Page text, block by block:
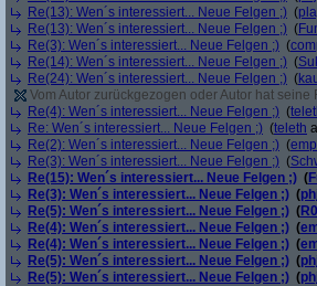
Re(13): Wen´s interessiert... Neue Felgen ;) (
Re(13): Wen´s interessiert... Neue Felgen ;) (
Re(3): Wen´s interessiert... Neue Felgen ;) (
Re(14): Wen´s interessiert... Neue Felgen ;) (
Re(24): Wen´s interessiert... Neue Felgen ;) (
Vom Autor zurückgezogen oder Autor hat
Re(4): Wen´s interessiert... Neue Felgen ;) (
Re: Wen´s interessiert... Neue Felgen ;) (teleth
Re(2): Wen´s interessiert... Neue Felgen ;) (
Re(3): Wen´s interessiert... Neue Felgen ;) (
Re(15): Wen´s interessiert... Neue Felgen ;) (
Re(3): Wen´s interessiert... Neue Felgen ;) (
Re(5): Wen´s interessiert... Neue Felgen ;) (
Re(4): Wen´s interessiert... Neue Felgen ;) (
Re(4): Wen´s interessiert... Neue Felgen ;) (
Re(5): Wen´s interessiert... Neue Felgen ;) (
Re(5): Wen´s interessiert... Neue Felgen ;) (